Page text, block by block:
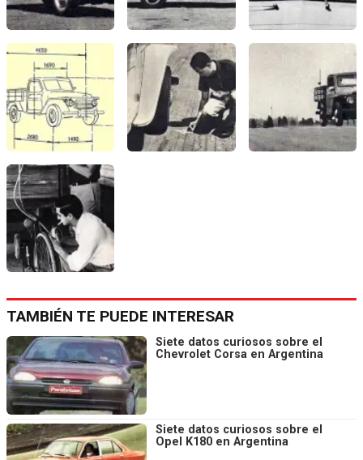
TAMBIÉN TE PUEDE INTERESAR
Siete datos curiosos sobre el
Chevrolet Corsa en Argentina
Siete datos curiosos sobre el
Opel K180 en Argentina